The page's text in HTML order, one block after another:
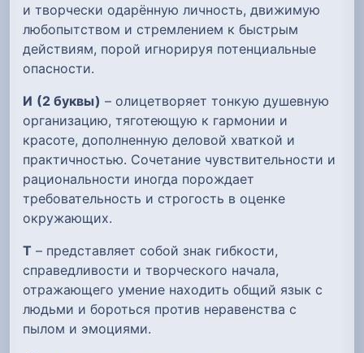
и творчески одарённую личность, движимую
любопытством и стремлением к быстрым
действиям, порой игнорируя потенциальные
опасности.
И (2 буквы) – олицетворяет тонкую душевную
организацию, тяготеющую к гармонии и
красоте, дополненную деловой хваткой и
практичностью. Сочетание чувствительности и
рациональности иногда порождает
требовательность и строгость в оценке
окружающих.
Т – представляет собой знак гибкости,
справедливости и творческого начала,
отражающего умение находить общий язык с
людьми и бороться против неравенства с
пылом и эмоциями.